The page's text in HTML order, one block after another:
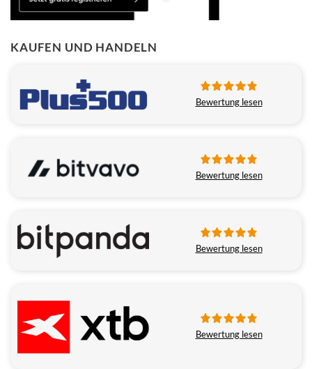
KAUFEN UND HANDELN
Bewertung lesen
Bewertung lesen
Bewertung lesen
Bewertung lesen